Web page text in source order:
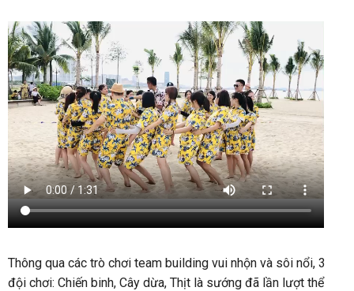
Thông qua các trò chơi team building vui nhộn và sôi nổi, 3
đội chơi: Chiến binh, Cây dừa, Thịt là sướng đã lần lượt thể